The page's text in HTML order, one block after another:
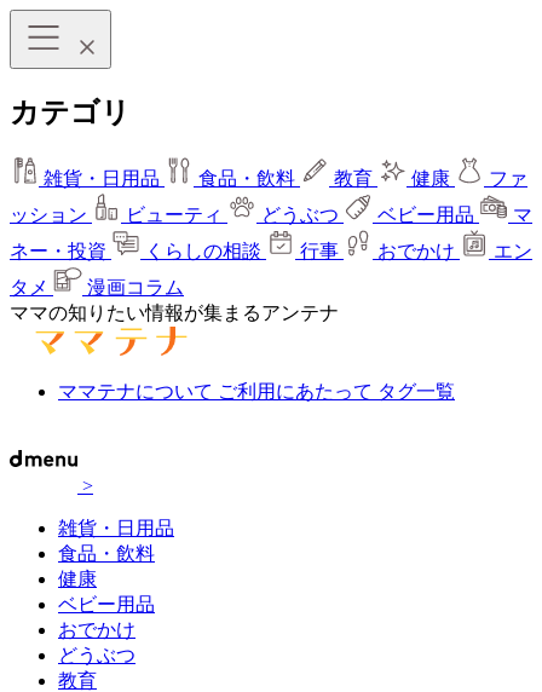
カテゴリ
雑貨・日用品 食品・飲料 教育 健康
ファ
ッション
ビューティ どうぶつ ベビー用品
マ
ネー・投資
くらしの相談 行事 おでかけ
エン
タメ
漫画コラム
ママの知りたい情報が集まるアンテナ
ママテナについて ご利用にあたって タグ一覧
>
雑貨・日用品
食品・飲料
健康
ベビー用品
おでかけ
どうぶつ
教育